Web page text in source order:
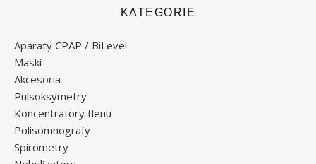
KATEGORIE
Aparaty CPAP / BiLevel
Maski
Akcesoria
Pulsoksymetry
Koncentratory tlenu
Polisomnografy
Spirometry